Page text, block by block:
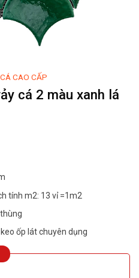
CAO CẤP
cá 2 màu xanh lá
tính m2: 13 vỉ =1m2
ốp lát chuyên dụng